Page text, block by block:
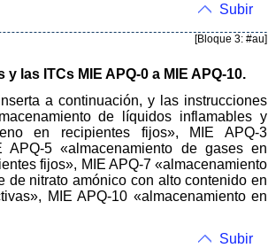
Subir
[Bloque 3: #au]
ITCs MIE APQ-0 a MIE APQ-10.
a continuación, y las instrucciones
de líquidos inflamables y
en recipientes fijos», MIE APQ-3
APQ-5 «almacenamiento de gases en
fijos», MIE APQ-7 «almacenamiento
de nitrato amónico con alto contenido en
MIE APQ-10 «almacenamiento en
Subir